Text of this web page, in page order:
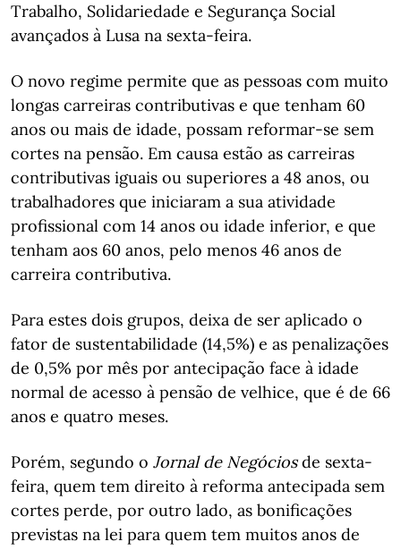
Trabalho, Solidariedade e Segurança Social
avançados à Lusa na sexta-feira.
O novo regime permite que as pessoas com muito
longas carreiras contributivas e que tenham 60
anos ou mais de idade, possam reformar-se sem
cortes na pensão. Em causa estão as carreiras
contributivas iguais ou superiores a 48 anos, ou
trabalhadores que iniciaram a sua atividade
profissional com 14 anos ou idade inferior, e que
tenham aos 60 anos, pelo menos 46 anos de
carreira contributiva.
Para estes dois grupos, deixa de ser aplicado o
fator de sustentabilidade (14,5%) e as penalizações
de 0,5% por mês por antecipação face à idade
normal de acesso à pensão de velhice, que é de 66
anos e quatro meses.
Porém, segundo o Jornal de Negóciosde sexta-
feira, quem tem direito à reforma antecipada sem
cortes perde, por outro lado, as bonificações
previstas na lei para quem tem muitos anos de